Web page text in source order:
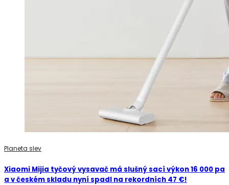
Planeta slev
Xiaomi Mijia tyčový vysavač má slušný sací výkon 16 000 pa
a v českém skladu nyní spadl na rekordních 47 €!